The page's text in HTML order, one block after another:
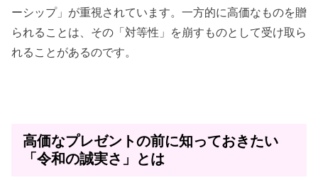
ーシップ」が重視されています。一方的に高価なものを贈
られることは、その「対等性」を崩すものとして受け取ら
れることがあるのです。
高価なプレゼントの前に知っておきたい
「令和の誠実さ」とは